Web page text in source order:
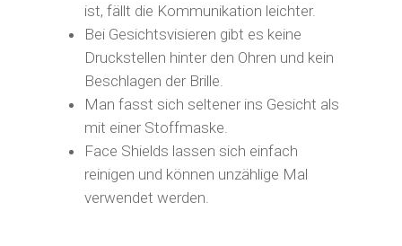
ist, fällt die Kommunikation leichter.
Bei Gesichtsvisieren gibt es keine
Druckstellen hinter den Ohren und kein
Beschlagen der Brille.
Man fasst sich seltener ins Gesicht als
mit einer Stoffmaske.
Face Shields lassen sich einfach
reinigen und können unzählige Mal
verwendet werden.